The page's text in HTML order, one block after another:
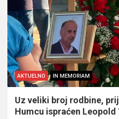
AKTUELNO IN MEMORIAM
Uz veliki broj rodbine,
Humcu ispraćen Leopold